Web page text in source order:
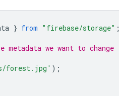
} from "firebase/storage"
we want to change
forest.jpg' );